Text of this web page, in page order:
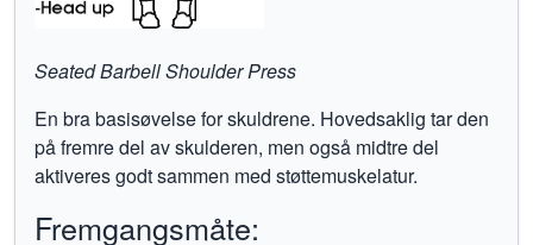
Seated Barbell Shoulder Press
En bra basisøvelse for skuldrene. Hovedsaklig tar den
på fremre del av skulderen, men også midtre del
aktiveres godt sammen med støttemuskelatur.
Fremgangsmåte: